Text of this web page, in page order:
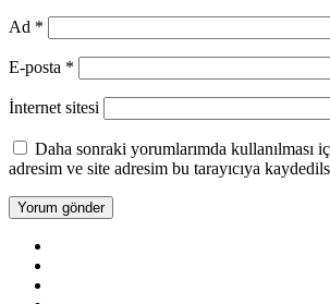
Ad *
E-posta *
İnternet sitesi
Daha sonraki yorumlarımda kullanılması
adresim ve site adresim bu tarayıcıya